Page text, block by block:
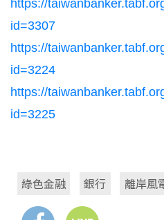
https://
id=3307
https://
id=3224
https://
id=3225
綠色金融 銀行 離岸風